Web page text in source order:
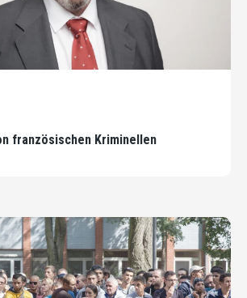
französischen Kriminellen